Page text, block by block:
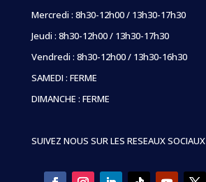
Mercredi : 8h30-12h00 / 13h30-17h30
Jeudi : 8h30-12h00 / 13h30-17h30
Vendredi : 8h30-12h00 / 13h30-16h30
SAMEDI : FERME
DIMANCHE : FERME
SUIVEZ NOUS SUR LES RESEAUX SOCIAUX